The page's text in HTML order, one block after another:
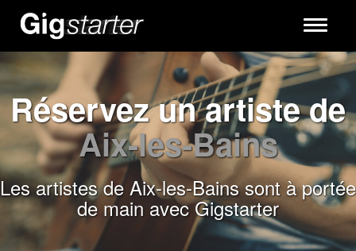
Toggle
Réservez un artiste de
Aix-les-Bains
Les artistes de Aix-les-Bains sont à portée
de main avec Gigstarter